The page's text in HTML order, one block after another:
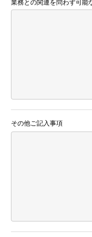
業務との関連を問わず可能
その他ご記入事項